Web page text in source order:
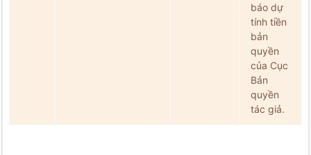
báo dự
tính tiền
bản
quyền
của Cục
Bản
quyền
tác giả.